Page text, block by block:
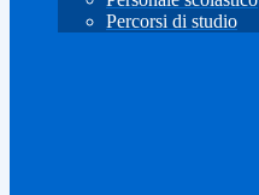
Percorsi di studio